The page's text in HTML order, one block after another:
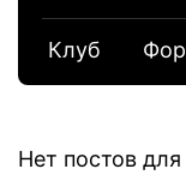
Клуб
Нет постов